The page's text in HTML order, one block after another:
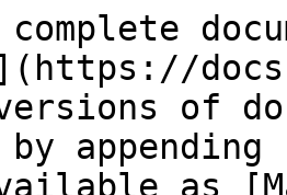
versions of
as